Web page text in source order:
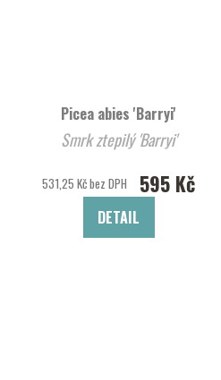
Picea abies 'Barryi'
Smrk ztepilý 'Barryi'
531,25 Kč bez DPH 595 Kč
DETAIL